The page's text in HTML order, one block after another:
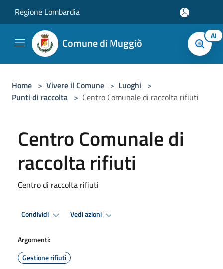
Regione Lombardia
Comune di Muggiò AI
Home > Vivere il Comune > Luoghi >
Punti di raccolta > Centro Comunale di raccolta rifiuti
Centro Comunale di
raccolta rifiuti
Centro di raccolta rifiuti
Condividi Vedi azioni
Argomenti:
Gestione rifiuti